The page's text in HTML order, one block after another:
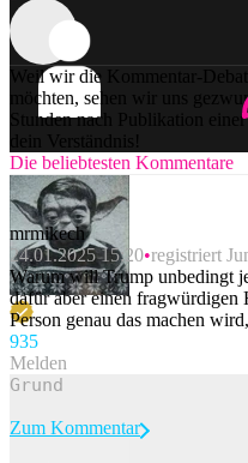
Weil wir die Kommentar-
möchten, sehen wir uns
Stunden nach Publikation
dein Verständnis!
Die beliebtesten Kommentare
mrmikech
24.01.2025 15:20 registriert
Warum will Trump unbedingt
dafür aber einen fragwürdigen
Person genau das machen
935
Melden
Zum Kommentar